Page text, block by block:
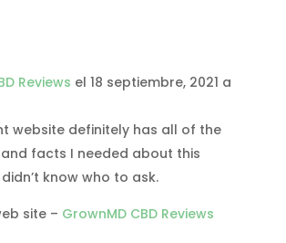
Reviews el 18 septiembre, 2021 a
website definitely has all of the
facts I needed about this
know who to ask.
site – GrownMD CBD Reviews